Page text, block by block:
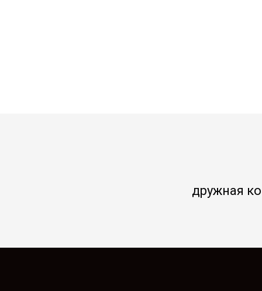
дружная